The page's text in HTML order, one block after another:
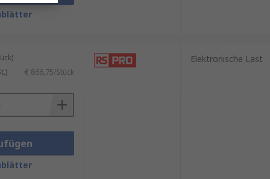
€ 866,75/Stück
Elektronische Last